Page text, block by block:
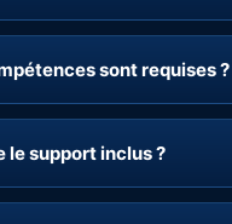
sont requises ?
le support inclus ?